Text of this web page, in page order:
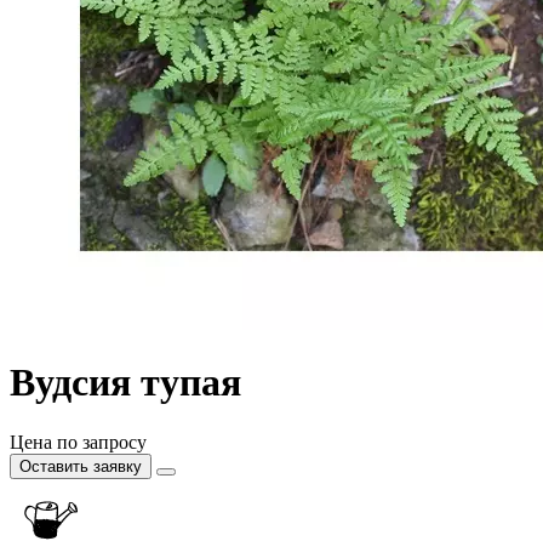
Вудсия тупая
Цена по запросу
Оставить заявку